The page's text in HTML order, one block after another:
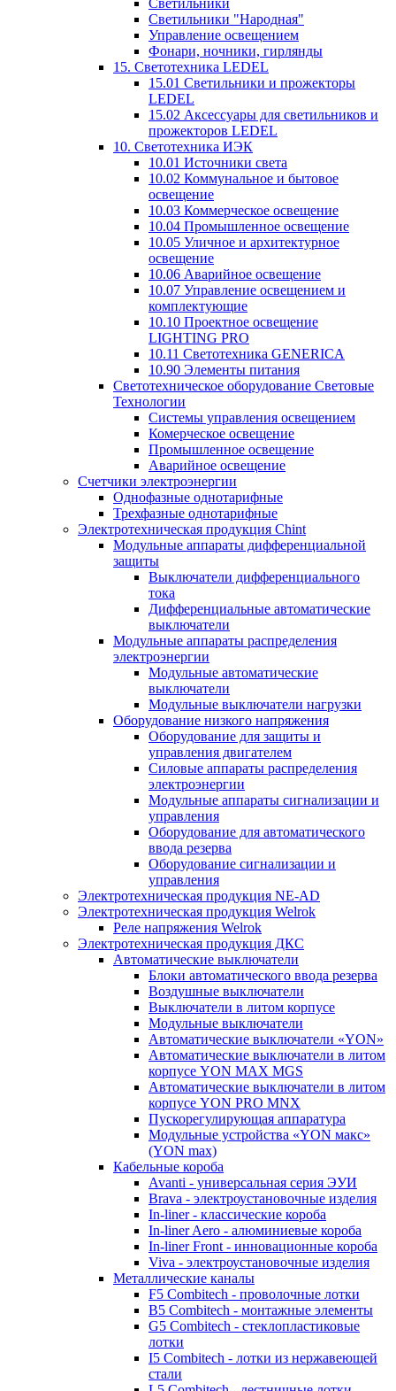
Светильники
Светильники "Народная"
Управление освещением
Фонари, ночники, гирлянды
15. Светотехника LEDEL
15.01 Светильники и прожекторы
LEDEL
15.02 Аксессуары для светильников и
прожекторов LEDEL
10. Светотехника ИЭК
10.01 Источники света
10.02 Коммунальное и бытовое
освещение
10.03 Коммерческое освещение
10.04 Промышленное освещение
10.05 Уличное и архитектурное
освещение
10.06 Аварийное освещение
10.07 Управление освещением и
комплектующие
10.10 Проектное освещение
LIGHTING PRO
10.11 Светотехника GENERICA
10.90 Элементы питания
Светотехническое оборудование Световые
Технологии
Системы управления освещением
Комерческое освещение
Промышленное освещение
Аварийное освещение
Счетчики электроэнергии
Однофазные однотарифные
Трехфазные однотарифные
Электротехническая продукция Chint
Модульные аппараты дифференциальной
защиты
Выключатели дифференциального
тока
Дифференциальные автоматические
выключатели
Модульные аппараты распределения
электроэнергии
Модульные автоматические
выключатели
Модульные выключатели нагрузки
Оборудование низкого напряжения
Оборудование для защиты и
управления двигателем
Силовые аппараты распределения
электроэнергии
Модульные аппараты сигнализации и
управления
Оборудование для автоматического
ввода резерва
Оборудование сигнализации и
управления
Электротехническая продукция NE-AD
Электротехническая продукция Welrok
Реле напряжения Welrok
Электротехническая продукция ДКС
Автоматические выключатели
Блоки автоматического ввода резерва
Воздушные выключатели
Выключатели в литом корпусе
Модульные выключатели
Автоматические выключатели «YON»
Автоматические выключатели в литом
корпусе YON MAX MGS
Автоматические выключатели в литом
корпусе YON PRO MNX
Пускорегулирующая аппаратура
Модульные устройства «YON макс»
(YON max)
Кабельные короба
Avanti - универсальная серия ЭУИ
Brava - электроустановочные изделия
In-liner - классические короба
In-liner Aero - алюминиевые короба
In-liner Front - инновационные короба
Viva - электроустановочные изделия
Металлические каналы
F5 Combitech - проволочные лотки
B5 Combitech - монтажные элементы
G5 Combitech - стеклопластиковые
лотки
I5 Combitech - лотки из нержавеющей
стали